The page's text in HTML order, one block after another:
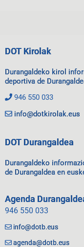
DOT Kirolak
Durangaldeko kirol
deportiva de
946 550 033
info@dotkirolak.eus
DOT Durangaldea
Durangaldeko
de Durangaldea en
Agenda
946 550 033
info@dotb.eus
agenda@dotb.eus